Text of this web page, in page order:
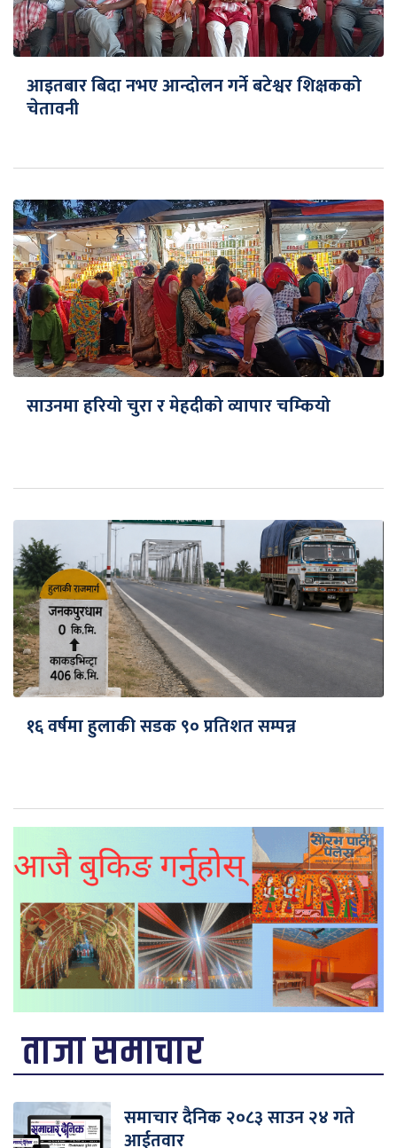
आइतबार बिदा नभए आन्दोलन गर्ने बटेश्वर शिक्षकको
चेतावनी
साउनमा हरियो चुरा र मेहदीको व्यापार चम्कियो
१६ वर्षमा हुलाकी सडक ९० प्रतिशत सम्पन्न
ताजा समाचार
समाचार दैनिक २०८३ साउन २४ गते
आईतवार